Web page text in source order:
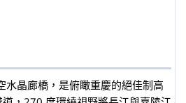
水晶廊橋，是俯瞰重慶的絕佳制高